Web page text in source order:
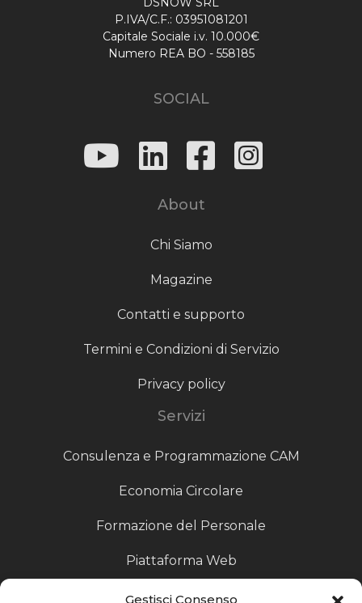
Gestisci Consenso
P.IVA/C.F.: 03951081201
Capitale Sociale i.v. 10.000€
Numero REA BO - 558185
SOCIAL
About
Chi Siamo
Magazine
Contatti e supporto
Termini e Condizioni di Servizio
Privacy policy
Servizi
Consulenza e Programmazione CAM
Economia Circolare
Formazione del Personale
Piattaforma Web
Scouting fornitori